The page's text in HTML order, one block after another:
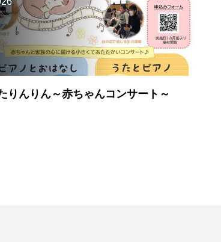
りんりん～赤ちゃんコンサート～